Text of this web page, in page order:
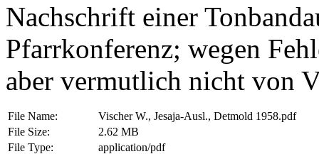
Nachschrift einer
Pfarrkonferenz; wegen
aber vermutlich nicht von
File Name:
Vischer W., Jesaja-Ausl., Detmold 1958.pdf
File Size:
2.62 MB
File Type:
application/pdf